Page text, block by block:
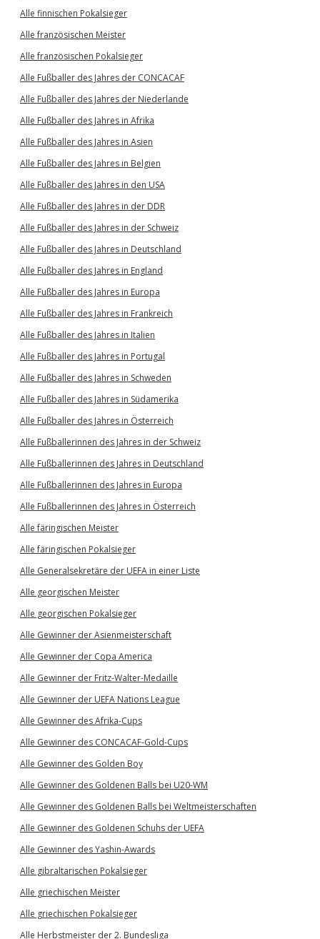
Alle finnischen Pokalsieger
Alle französischen Meister
Alle französischen Pokalsieger
Alle Fußballer des Jahres der CONCACAF
Alle Fußballer des Jahres der Niederlande
Alle Fußballer des Jahres in Afrika
Alle Fußballer des Jahres in Asien
Alle Fußballer des Jahres in Belgien
Alle Fußballer des Jahres in den USA
Alle Fußballer des Jahres in der DDR
Alle Fußballer des Jahres in der Schweiz
Alle Fußballer des Jahres in Deutschland
Alle Fußballer des Jahres in England
Alle Fußballer des Jahres in Europa
Alle Fußballer des Jahres in Frankreich
Alle Fußballer des Jahres in Italien
Alle Fußballer des Jahres in Portugal
Alle Fußballer des Jahres in Schweden
Alle Fußballer des Jahres in Südamerika
Alle Fußballer des Jahres in Österreich
Alle Fußballerinnen des Jahres in der Schweiz
Alle Fußballerinnen des Jahres in Deutschland
Alle Fußballerinnen des Jahres in Europa
Alle Fußballerinnen des Jahres in Österreich
Alle färingischen Meister
Alle färingischen Pokalsieger
Alle Generalsekretäre der UEFA in einer Liste
Alle georgischen Meister
Alle georgischen Pokalsieger
Alle Gewinner der Asienmeisterschaft
Alle Gewinner der Copa America
Alle Gewinner der Fritz-Walter-Medaille
Alle Gewinner der UEFA Nations League
Alle Gewinner des Afrika-Cups
Alle Gewinner des CONCACAF-Gold-Cups
Alle Gewinner des Golden Boy
Alle Gewinner des Goldenen Balls bei U20-WM
Alle Gewinner des Goldenen Balls bei Weltmeisterschaften
Alle Gewinner des Goldenen Schuhs der UEFA
Alle Gewinner des Yashin-Awards
Alle gibraltarischen Pokalsieger
Alle griechischen Meister
Alle griechischen Pokalsieger
Alle Herbstmeister der 2. Bundesliga